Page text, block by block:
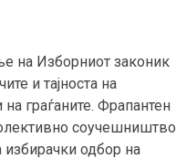
на Изборниот законик
и тајноста на
граѓаните. Фрапантен
соучешништво
одбор на